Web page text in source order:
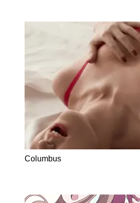
Columbus